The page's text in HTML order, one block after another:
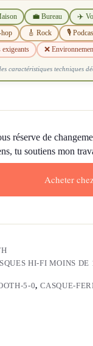
💼 Bureau ✈️
🎸 Rock 🎙️
❌
caractéristiques techniques
réserve de
tu soutiens mon
Acheter
HI-FI MOINS DE
5-0, CASQUE-